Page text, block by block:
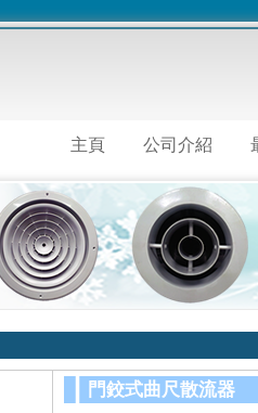
公司介紹
主頁
門鉸式曲尺散流器